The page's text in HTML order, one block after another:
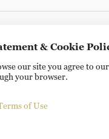
京ICP备20000184号
& Cookie
our site you agree to
your browser.
of Use